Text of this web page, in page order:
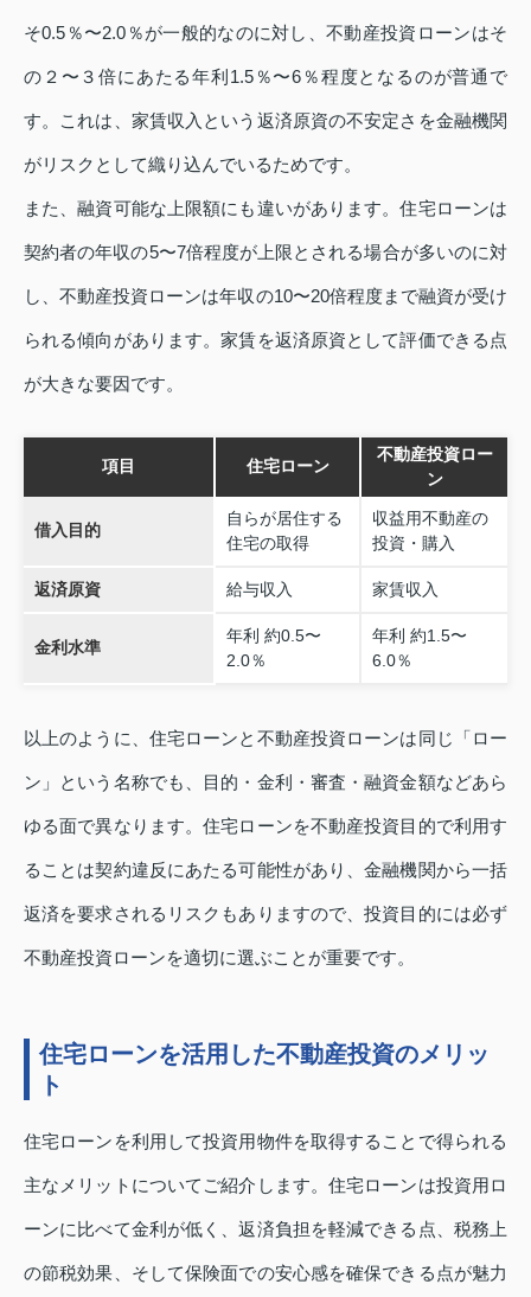
そ0.5％〜2.0％が一般的なのに対し、不動産投資ローンはそ
の２〜３倍にあたる年利1.5％〜6％程度となるのが普通で
す。これは、家賃収入という返済原資の不安定さを金融機関
がリスクとして織り込んでいるためです。
また、融資可能な上限額にも違いがあります。住宅ローンは
契約者の年収の5〜7倍程度が上限とされる場合が多いのに対
し、不動産投資ローンは年収の10〜20倍程度まで融資が受け
られる傾向があります。家賃を返済原資として評価できる点
が大きな要因です。
項目 住宅ローン
不動産投資ロー
ン
借入目的
自らが居住する
住宅の取得
収益用不動産の
投資・購入
返済原資 給与収入 家賃収入
金利水準
年利 約0.5〜
2.0％
年利 約1.5〜
6.0％
以上のように、住宅ローンと不動産投資ローンは同じ「ロー
ン」という名称でも、目的・金利・審査・融資金額などあら
ゆる面で異なります。住宅ローンを不動産投資目的で利用す
ることは契約違反にあたる可能性があり、金融機関から一括
返済を要求されるリスクもありますので、投資目的には必ず
不動産投資ローンを適切に選ぶことが重要です。
住宅ローンを活用した不動産投資のメリッ
ト
住宅ローンを利用して投資用物件を取得することで得られる
主なメリットについてご紹介します。住宅ローンは投資用ロ
ーンに比べて金利が低く、返済負担を軽減できる点、税務上
の節税効果、そして保険面での安心感を確保できる点が魅力